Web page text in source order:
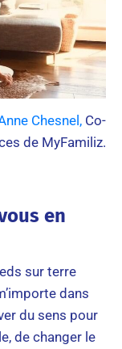
Chesnel, Co-
de MyFamiliz.
en
sur terre
dans
du sens pour
de changer le